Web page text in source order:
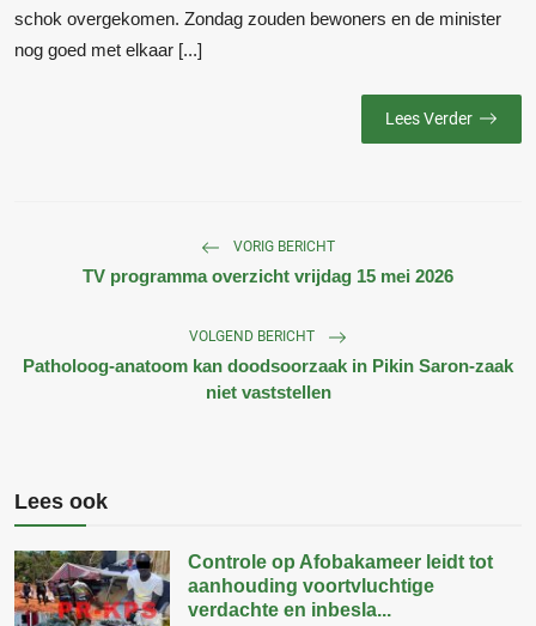
schok overgekomen. Zondag zouden bewoners en de minister
nog goed met elkaar [...]
Lees Verder
VORIG BERICHT
TV programma overzicht vrijdag 15 mei 2026
VOLGEND BERICHT
Patholoog-anatoom kan doodsoorzaak in Pikin Saron-zaak
niet vaststellen
Lees ook
Controle op Afobakameer leidt tot
aanhouding voortvluchtige
verdachte en inbesla...